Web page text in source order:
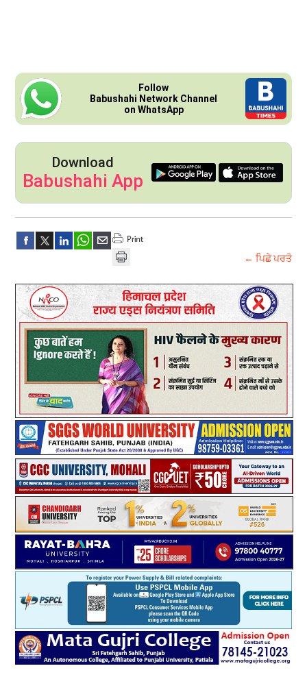
Follow
Babushahi Network Channel
on WhatsApp
Download
Babushahi App
← ਪਿਛੇ ਪਰਤੋ